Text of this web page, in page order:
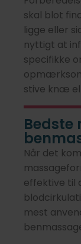
skal blot
ligge eller
nyttigt at
specifikke
stive knæ
Bedste
Når det
effektive til
mest